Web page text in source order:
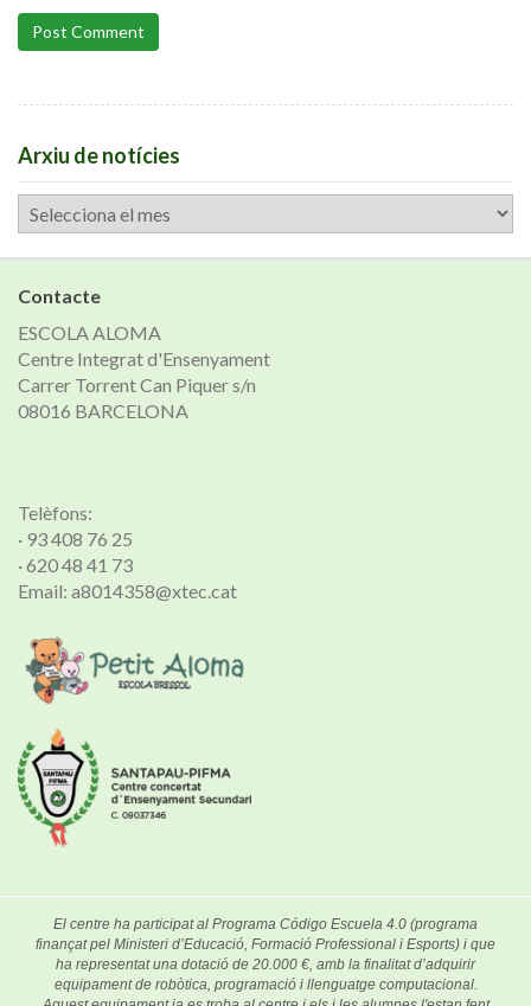
Post Comment
Arxiu de notícies
Arxiu
de
notícies
Contacte
ESCOLA ALOMA
Centre Integrat d'Ensenyament
Carrer Torrent Can Piquer s/n
08016 BARCELONA
Telèfons:
· 93 408 76 25
· 620 48 41 73
Email: a8014358@xtec.cat
El centre ha participat al Programa Código Escuela 4.0 (programa
finançat pel Ministeri d’Educació, Formació Professional i Esports) i que
ha representat una dotació de 20.000 €, amb la finalitat d’adquirir
equipament de robòtica, programació i llenguatge computacional.